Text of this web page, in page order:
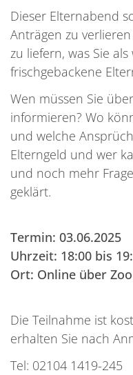
Dieser Elternabend
Anträgen zu
zu liefern, was Sie
frischgebackene
Wen müssen Sie
informieren? Wo
und welche
Elterngeld und wer
und noch mehr
geklärt.
Termin: 03.06.2025
Uhrzeit: 18:00 bis
Ort: Online über
Die Teilnahme ist
erhalten Sie nach
Tel: 02104 1419-245